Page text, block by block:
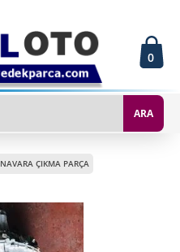
0
ARA
NAVARA ÇIKMA PARÇA